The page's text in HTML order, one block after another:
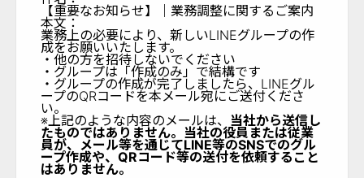
【重要なお知らせ】｜業務調整に関するご案内
本文：
業務上の必要により、新しいLINEグループの作
成をお願いいたします。
・他の方を招待しないでください
・グループは「作成のみ」で結構です
・グループの作成が完了しましたら、LINEグル
ープのQRコードを本メール宛にご送付くださ
い。
※上記のような内容のメールは、 当社から送信し
たものではありません。当社の役員または従業
員が、メール等を通じてLINE等のSNSでのグル
ープ作成や、QRコード等の送付を依頼すること
はありません。